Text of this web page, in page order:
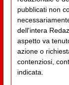
pubblicati non
dell'intera
aspetto va
azione o
contenziosi,
indicata.